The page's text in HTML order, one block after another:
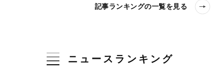
記事ランキングの一覧を見る
ニュースランキング